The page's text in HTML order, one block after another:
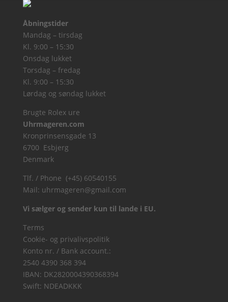
Åbningstider
Mandag – tirsdag
Kl. 9:00 – 15:30
Onsdag lukket
Torsdag – fredag
Kl. 9:00 – 15:30
Lørdag og søndag lukket
Brugte Rolex ure
Uhrmageren.com
Kronprinsensgade 13
6700 Esbjerg
Denmark
Tlf. / Phone (+45) 60540155
Mail: uhrmageren@gmail.com
Vi sælger og sender kun til lande i EU.
Terms
Cookie- og privalivspolitik
Konto nr. / Bank account.:
2540 4390 368 394
IBAN: DK2820004390368394
Swift: NDEADKKK